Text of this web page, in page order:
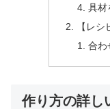
具材
【レ
合わ
作り方の詳し